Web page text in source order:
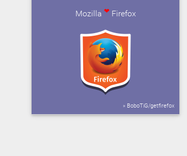
Mozilla ❤ Firefox
» BoboTiG/getfirefox